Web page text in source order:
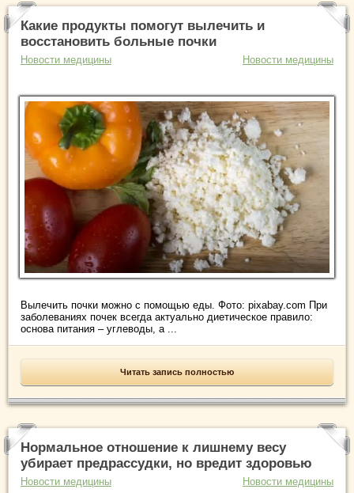
Какие продукты помогут вылечить и
восстановить больные почки
Новости медицины Новости медицины
Вылечить почки можно с помощью еды. Фото: pixabay.com При
заболеваниях почек всегда актуально диетическое правило:
основа питания – углеводы, а ...
Читать запись полностью
Нормальное отношение к лишнему весу
убирает предрассудки, но вредит здоровью
Новости медицины Новости медицины